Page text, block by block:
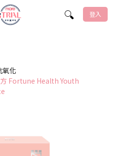
登入
氧化
Fortune Health Youth